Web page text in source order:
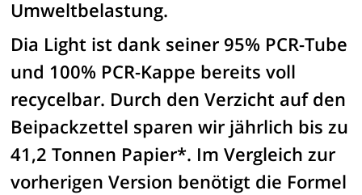
Umweltbelastung.
Dia Light ist dank seiner 95% PCR-Tube
und 100% PCR-Kappe bereits voll
recycelbar. Durch den Verzicht auf den
Beipackzettel sparen wir jährlich bis zu
41,2 Tonnen Papier*. Im Vergleich zur
vorherigen Version benötigt die Formel